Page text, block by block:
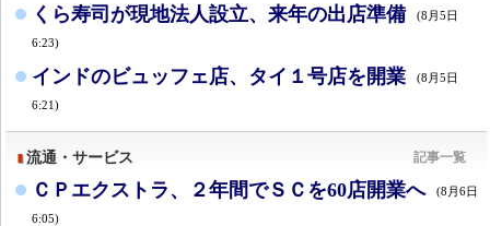
くら寿司が現地法人設立、来年の出店準備 (8月5日
6:23)
インドのビュッフェ店、タイ１号店を開業 (8月5日
6:21)
流通・サービス 記事一覧
ＣＰエクストラ、２年間でＳＣを60店開業へ (8月6日
6:05)